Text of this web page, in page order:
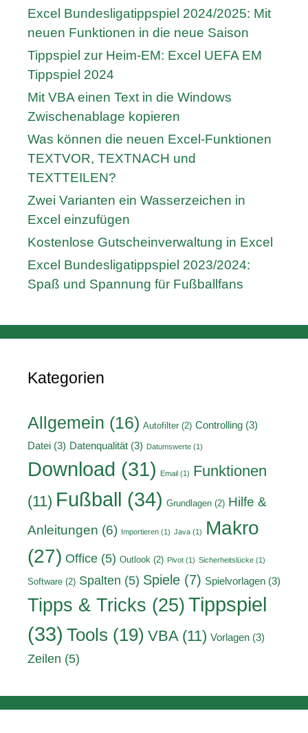
Excel Bundesligatippspiel 2024/2025: Mit
neuen Funktionen in die neue Saison
Tippspiel zur Heim-EM: Excel UEFA EM
Tippspiel 2024
Mit VBA einen Text in die Windows
Zwischenablage kopieren
Was können die neuen Excel-Funktionen
TEXTVOR, TEXTNACH und
TEXTTEILEN?
Zwei Varianten ein Wasserzeichen in
Excel einzufügen
Kostenlose Gutscheinverwaltung in Excel
Excel Bundesligatippspiel 2023/2024:
Spaß und Spannung für Fußballfans
Kategorien
Allgemein (16) Autofilter (2) Controlling (3)
Datei (3) Datenqualität (3) Datumswerte (1)
Download (31) Email (1) Funktionen
(11) Fußball (34) Grundlagen (2) Hilfe &
Anleitungen (6) Importieren (1) Java (1)
Makro
(27) Office (5) Outlook (2) Pivot (1) Sicherheitslücke (1)
Software (2) Spalten (5) Spiele (7) Spielvorlagen (3)
Tipps & Tricks (25)Tippspiel
(33) Tools (19) VBA (11) Vorlagen (3)
Zeilen (5)